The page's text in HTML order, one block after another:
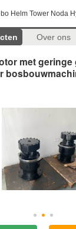
Helm Tower Noda
Over ons
met